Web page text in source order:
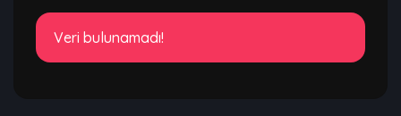
Veri bulunamadı!